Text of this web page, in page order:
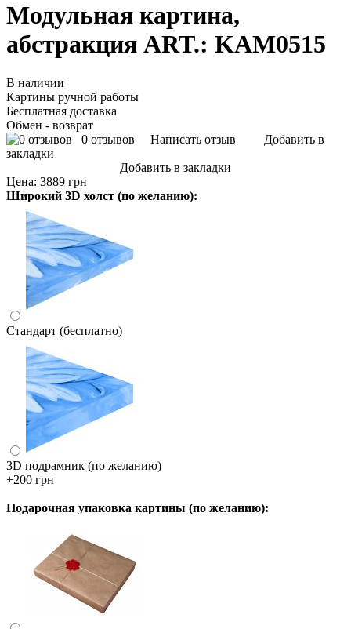
Модульная картина,
абстракция ART.: KAM0515
В наличии
Картины ручной работы
Бесплатная доставка
Обмен - возврат
0 отзывов
Написать отзыв
Добавить в
закладки
Добавить в закладки
Цена: 3889 грн
Широкий 3D холст (по желанию):
Стандарт (бесплатно)
3D подрамник (по желанию)
+200 грн
Подарочная упаковка картины (по желанию):